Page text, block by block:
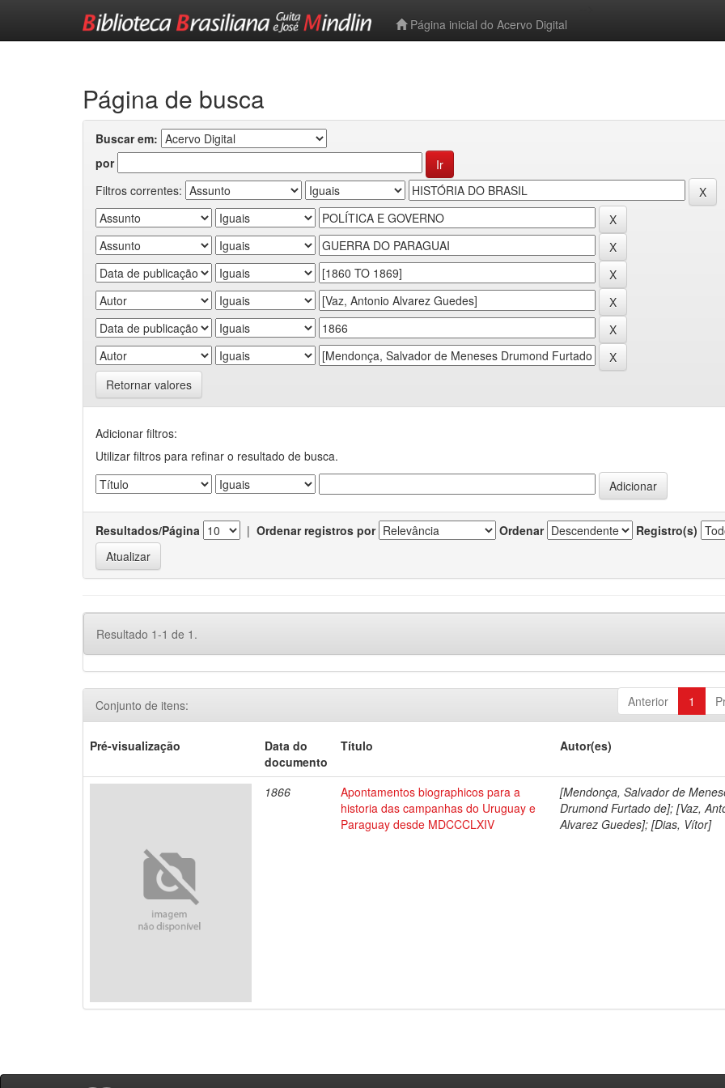
Página inicial do Acervo Digital
Página de busca
Buscar em:
por
Filtros correntes:
Retornar valores
Adicionar filtros:
Utilizar filtros para refinar o resultado de busca.
Resultados/Página | Ordenar registros por Ordenar Registro(s)
Resultado 1-1 de 1.
Anterior 1
Conjunto de itens:
Pré-visualização
Data do
documento
Título Autor(es)
1866
Apontamentos biographicos para a
historia das campanhas do Uruguay e
Paraguay desde MDCCCLXIV
[Mendonça, Salvador de
Drumond Furtado de]; [Vaz,
Alvarez Guedes]; [Dias, Vítor]